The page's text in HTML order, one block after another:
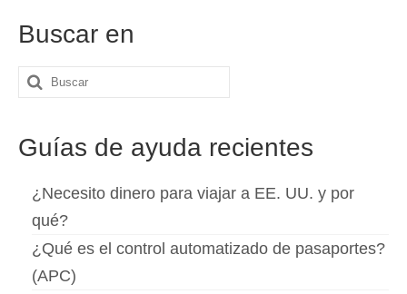
Buscar en
Buscar
Guías de ayuda recientes
¿Necesito dinero para viajar a EE. UU. y por
qué?
¿Qué es el control automatizado de pasaportes?
(APC)